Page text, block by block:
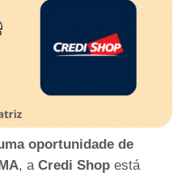
oportunidade de
, a Credi Shop está